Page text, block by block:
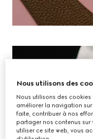
Nous utilisons des
Nous utilisons des
améliorer la navigation
faite, contribuer à nos
partager nos contenus sur
utiliser ce site web, vous